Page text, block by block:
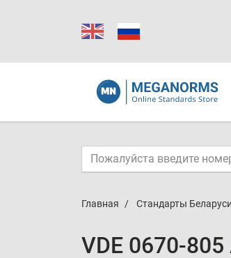
Главная Стандарты Беларуси
VDE 0670-